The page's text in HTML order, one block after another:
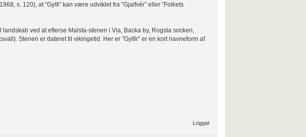
s. 120), at ”Gylfi” kan være udviklet fra ”Gjalfvér” eller ”Folkets
ved at efterse Malsta-stenen i Via, Backa by, Rogsta socken,
Stenen er dateret til vikingetid. Her er ”Gylfir” er en kort navneform af
Loggat